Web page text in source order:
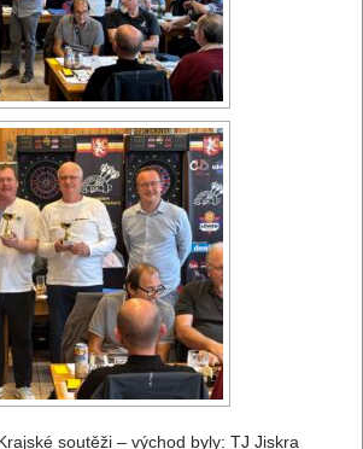
soutěži – východ byly: TJ Jiskra